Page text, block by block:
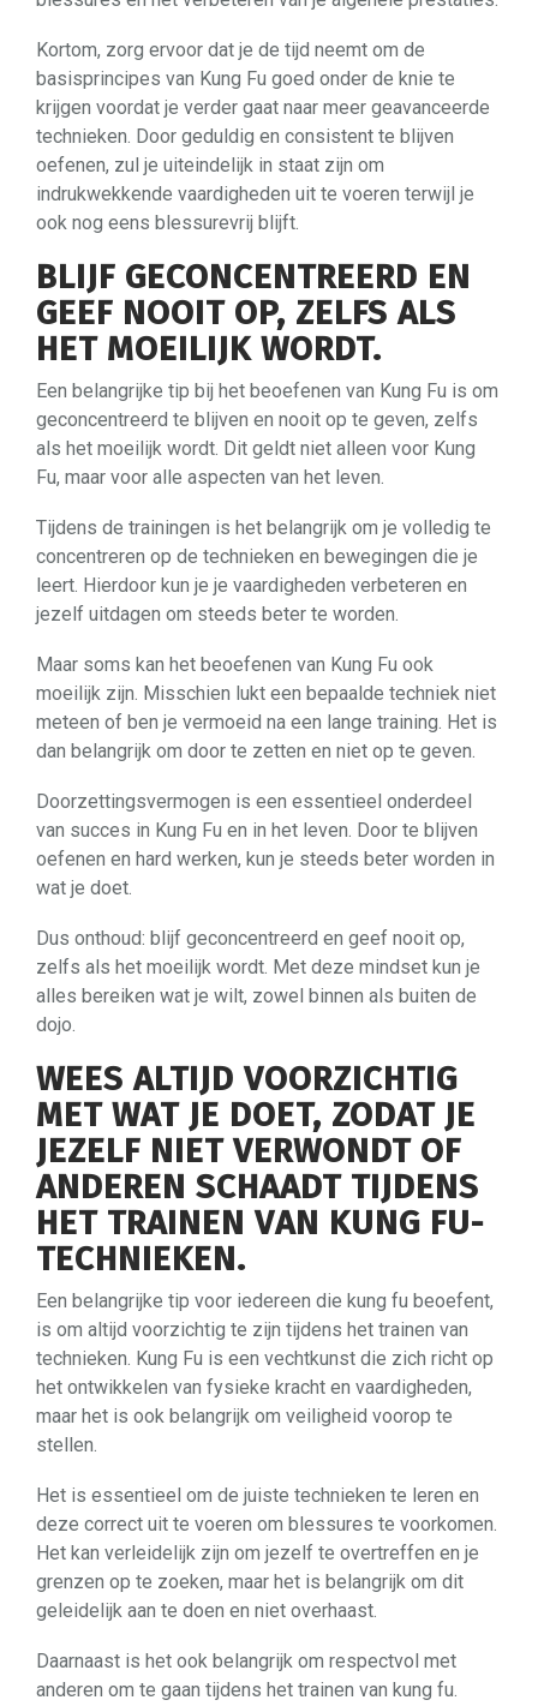
Kortom, zorg ervoor dat je de tijd neemt om de
basisprincipes van Kung Fu goed onder de knie te
krijgen voordat je verder gaat naar meer geavanceerde
technieken. Door geduldig en consistent te blijven
oefenen, zul je uiteindelijk in staat zijn om
indrukwekkende vaardigheden uit te voeren terwijl je
ook nog eens blessurevrij blijft.
BLIJF GECONCENTREERD EN
GEEF NOOIT OP, ZELFS ALS
HET MOEILIJK WORDT.
Een belangrijke tip bij het beoefenen van Kung Fu is om
geconcentreerd te blijven en nooit op te geven, zelfs
als het moeilijk wordt. Dit geldt niet alleen voor Kung
Fu, maar voor alle aspecten van het leven.
Tijdens de trainingen is het belangrijk om je volledig te
concentreren op de technieken en bewegingen die je
leert. Hierdoor kun je je vaardigheden verbeteren en
jezelf uitdagen om steeds beter te worden.
Maar soms kan het beoefenen van Kung Fu ook
moeilijk zijn. Misschien lukt een bepaalde techniek niet
meteen of ben je vermoeid na een lange training. Het is
dan belangrijk om door te zetten en niet op te geven.
Doorzettingsvermogen is een essentieel onderdeel
van succes in Kung Fu en in het leven. Door te blijven
oefenen en hard werken, kun je steeds beter worden in
wat je doet.
Dus onthoud: blijf geconcentreerd en geef nooit op,
zelfs als het moeilijk wordt. Met deze mindset kun je
alles bereiken wat je wilt, zowel binnen als buiten de
dojo.
WEES ALTIJD VOORZICHTIG
MET WAT JE DOET, ZODAT JE
JEZELF NIET VERWONDT OF
ANDEREN SCHAADT TIJDENS
HET TRAINEN VAN KUNG FU-
TECHNIEKEN.
Een belangrijke tip voor iedereen die kung fu beoefent,
is om altijd voorzichtig te zijn tijdens het trainen van
technieken. Kung Fu is een vechtkunst die zich richt op
het ontwikkelen van fysieke kracht en vaardigheden,
maar het is ook belangrijk om veiligheid voorop te
stellen.
Het is essentieel om de juiste technieken te leren en
deze correct uit te voeren om blessures te voorkomen.
Het kan verleidelijk zijn om jezelf te overtreffen en je
grenzen op te zoeken, maar het is belangrijk om dit
geleidelijk aan te doen en niet overhaast.
Daarnaast is het ook belangrijk om respectvol met
anderen om te gaan tijdens het trainen van kung fu.